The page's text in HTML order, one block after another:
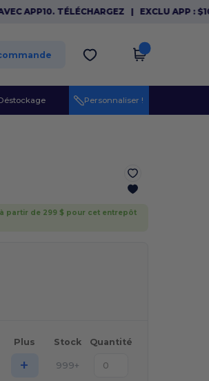
TÉLÉCHARGEZ|EXCLU APP : $10
Personnaliser !
partir de 299 $ pour cet entrepôt
Plus Stock Quantité
+ 999+